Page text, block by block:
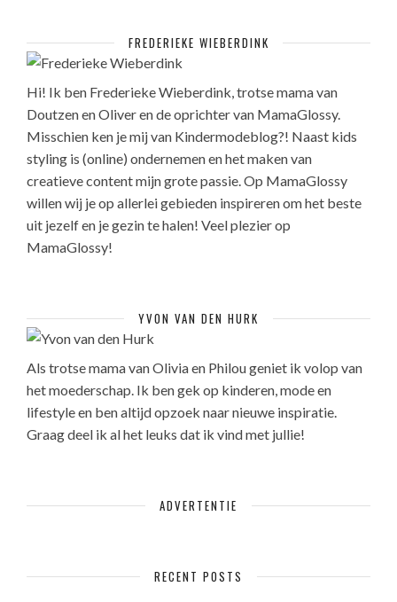
FREDERIEKE WIEBERDINK
Hi! Ik ben Frederieke Wieberdink, trotse mama van
Doutzen en Oliver en de oprichter van MamaGlossy.
Misschien ken je mij van Kindermodeblog?! Naast kids
styling is (online) ondernemen en het maken van
creatieve content mijn grote passie. Op MamaGlossy
willen wij je op allerlei gebieden inspireren om het beste
uit jezelf en je gezin te halen! Veel plezier op
MamaGlossy!
YVON VAN DEN HURK
Als trotse mama van Olivia en Philou geniet ik volop van
het moederschap. Ik ben gek op kinderen, mode en
lifestyle en ben altijd opzoek naar nieuwe inspiratie.
Graag deel ik al het leuks dat ik vind met jullie!
ADVERTENTIE
RECENT POSTS